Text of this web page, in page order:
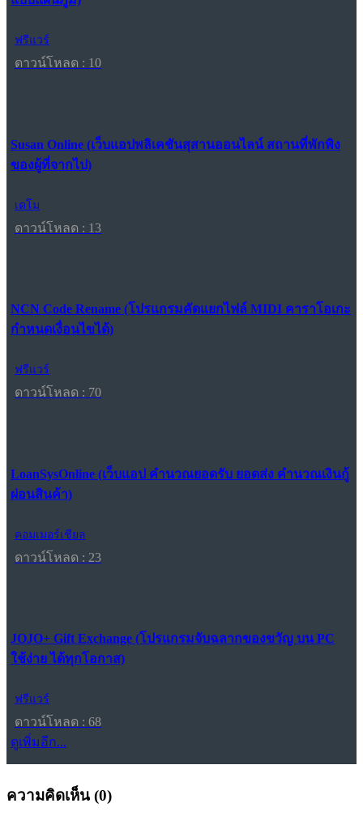
ฟรีแวร์
ดาวน์โหลด : 10
Susan Online (เว็บแอปพลิเคชันสุสานออนไลน์ สถานที่พักพิง
ของผู้ที่จากไป)
เดโม
ดาวน์โหลด : 13
NCN Code Rename (โปรแกรมคัดแยกไฟล์ MIDI คาราโอเกะ
กำหนดเงื่อนไขได้)
ฟรีแวร์
ดาวน์โหลด : 70
LoanSysOnline (เว็บแอป คำนวณยอดรับ ยอดส่ง คำนวณเงินกู้
ผ่อนสินค้า)
คอมเมอร์เชียล
ดาวน์โหลด : 23
JOJO+ Gift Exchange (โปรแกรมจับฉลากของขวัญ บน PC
ใช้ง่าย ได้ทุกโอกาส)
ฟรีแวร์
ดาวน์โหลด : 68
ดูเพิ่มอีก...
ความคิดเห็น (0)